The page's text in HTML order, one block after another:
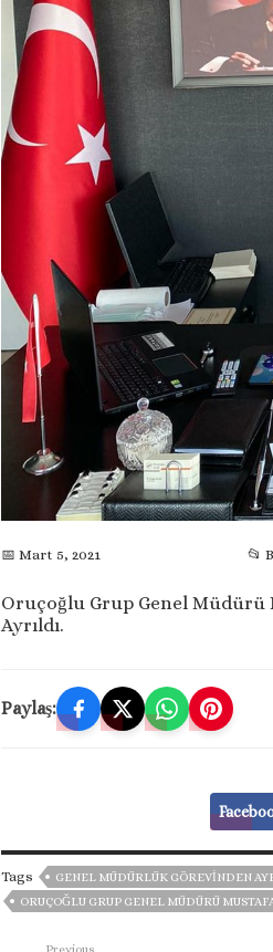
📅 Mart 5, 2021 📂
Oruçoğlu Grup Genel
Ayrıldı.
Paylaş:
Tags GENEL MÜDÜRLÜK GÖREVINDEN
ORUÇOĞLU GRUP GENEL MÜDÜRÜ